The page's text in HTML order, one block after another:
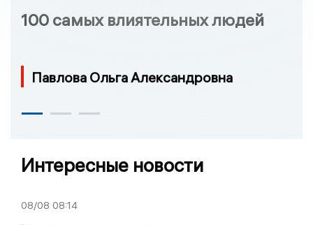
100 самых влиятельных людей
Павлова Ольга Александровна
Интересные новости
08/08 08:14